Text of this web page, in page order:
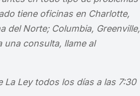
tiene oficinas en Charlotte,
del Norte; Columbia, Greenville,
una consulta, llame al
La Ley todos los días a las 7:30